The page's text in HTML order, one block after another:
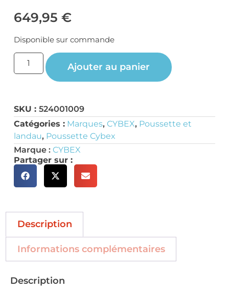
649,95 €
Disponible sur commande
Ajouter au panier
SKU : 524001009
Catégories : Marques, CYBEX, Poussette et
landau, Poussette Cybex
Marque : CYBEX
Partager sur :
Description
Informations complémentaires
Description